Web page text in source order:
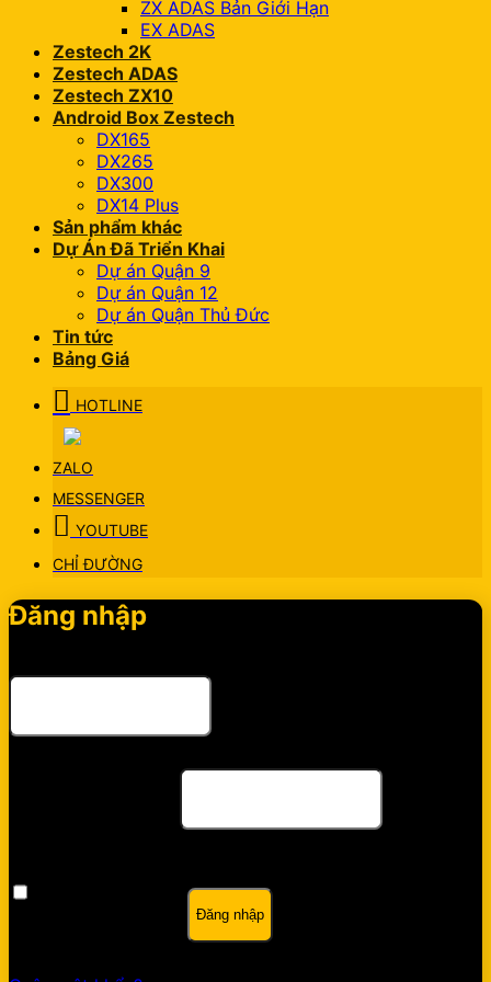
ZX ADAS Bản Giới Hạn
EX ADAS
Zestech 2K
Zestech ADAS
Zestech ZX10
Android Box Zestech
DX165
DX265
DX300
DX14 Plus
Sản phẩm khác
Dự Án Đã Triển Khai
Dự án Quận 9
Dự án Quận 12
Dự án Quận Thủ Đức
Tin tức
Bảng Giá
HOTLINE
ZALO
MESSENGER
YOUTUBE
CHỈ ĐƯỜNG
Đăng nhập
Đăng nhập